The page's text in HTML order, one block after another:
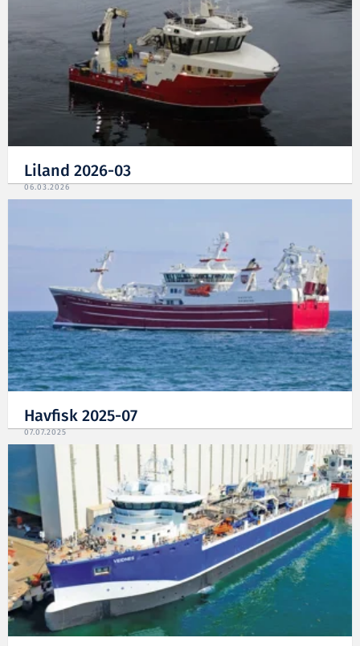
Liland 2026-03
06.03.2026
Havfisk 2025-07
07.07.2025